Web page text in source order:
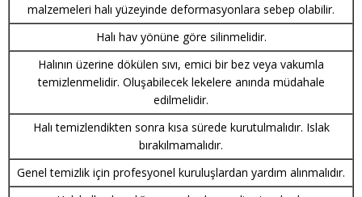
malzemeleri halı yüzeyinde deformasyonlara sebep olabilir.
Halı hav yönüne göre silinmelidir.
Halının üzerine dökülen sıvı, emici bir bez veya vakumla
temizlenmelidir. Oluşabilecek lekelere anında müdahale
edilmelidir.
Halı temizlendikten sonra kısa sürede kurutulmalıdır. Islak
bırakılmamalıdır.
Genel temizlik için profesyonel kuruluşlardan yardım alınmalıdır.